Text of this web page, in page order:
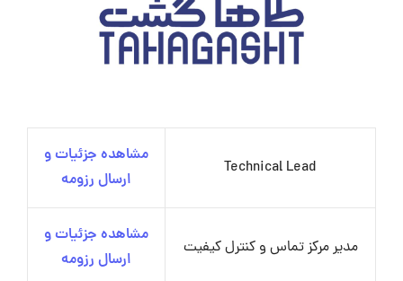
Technical Lead
مشاهده جزئیات و
ارسال رزومه
مدیر مرکز تماس و کنترل کیفیت
مشاهده جزئیات و
ارسال رزومه